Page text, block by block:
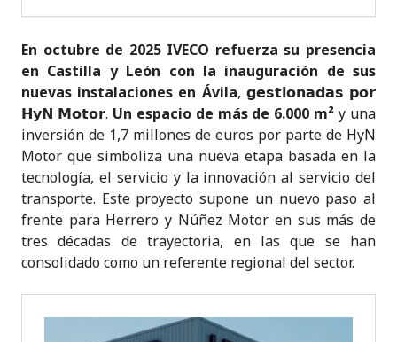
En octubre de 2025 IVECO refuerza su presencia
en Castilla y León con la inauguración de sus
nuevas instalaciones en Ávila, 𝗴𝗲𝘀𝘁𝗶𝗼𝗻𝗮𝗱𝗮𝘀 𝗽𝗼𝗿
𝗛𝘆𝗡 𝗠𝗼𝘁𝗼𝗿. Un espacio de más de 6.000 m² y una
inversión de 1,7 millones de euros por parte de HyN
Motor que simboliza una nueva etapa basada en la
tecnología, el servicio y la innovación al servicio del
transporte. Este proyecto supone un nuevo paso al
frente para Herrero y Núñez Motor en sus más de
tres décadas de trayectoria, en las que se han
consolidado como un referente regional del sector.